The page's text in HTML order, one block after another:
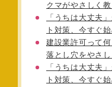
クマがやさしく教
「うちは大丈夫
ト対策、今すぐ始
建設業許可って
落とし穴をやさ
「うちは大丈夫
ト対策、今すぐ